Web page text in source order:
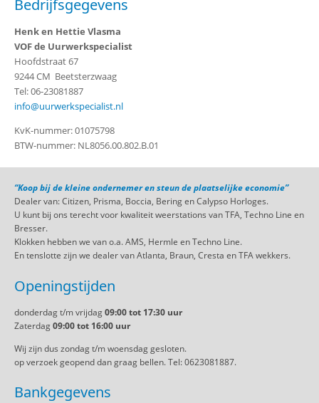
Bedrijfsgegevens
Henk en Hettie Vlasma
VOF de Uurwerkspecialist
Hoofdstraat 67
9244 CM Beetsterzwaag
Tel: 06-23081887
info@uurwerkspecialist.nl
KvK-nummer: 01075798
BTW-nummer: NL8056.00.802.B.01
“Koop bij de kleine ondernemer en steun de plaatselijke economie”
Dealer van: Citizen, Prisma, Boccia, Bering en Calypso Horloges.
U kunt bij ons terecht voor kwaliteit weerstations van TFA, Techno Line en
Bresser.
Klokken hebben we van o.a. AMS, Hermle en Techno Line.
En tenslotte zijn we dealer van Atlanta, Braun, Cresta en TFA wekkers.
Openingstijden
donderdag t/m vrijdag09:00 tot 17:30 uur
Zaterdag09:00 tot 16:00 uur
Wij zijn dus zondag t/m woensdag gesloten.
op verzoek geopend dan graag bellen. Tel: 0623081887.
Bankgegevens